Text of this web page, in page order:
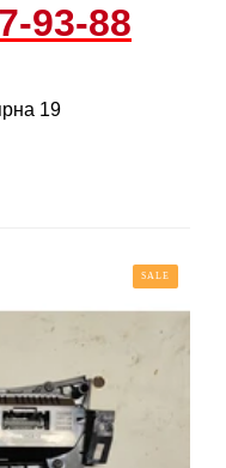
93-88
19
SALE